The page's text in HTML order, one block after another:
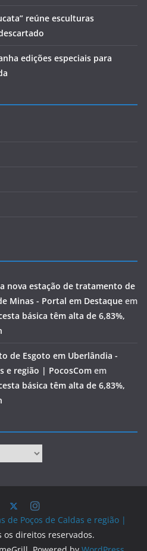
reúne esculturas
edições especiais para
nova estação de tratamento de
Minas - Portal em Destaque em
básica têm alta de 6,83%,
de Esgoto em Uberlândia -
e região | PocosCom em
básica têm alta de 6,83%,
de Poços de Caldas e região |
os direitos reservados.